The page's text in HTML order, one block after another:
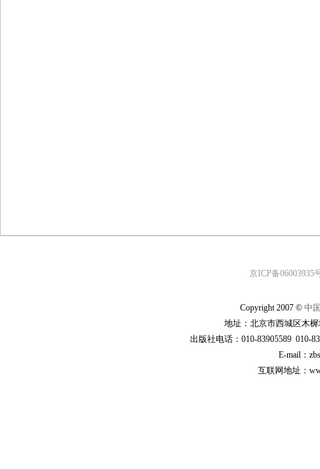
京ICP备06003935
Copyright 2007 © 中
地址：北京市西城区木
出版社电话：010-83905589 010-
E-mail：
互联网地址：